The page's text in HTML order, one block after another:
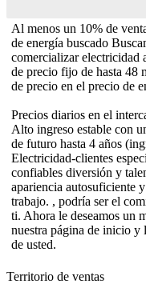
Al menos un 10% de
de energía buscado
comercializar electricidad
de precio fijo de hasta 48
de precio en el precio de
Precios diarios en el
Alto ingreso estable con
de futuro hasta 4 años
Electricidad-clientes
confiables diversión y
apariencia autosuficiente
trabajo. , podría ser el
ti. Ahora le deseamos un
nuestra página de inicio y
de usted.
Territorio de ventas